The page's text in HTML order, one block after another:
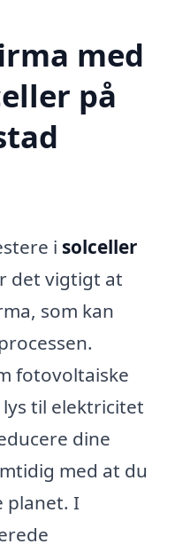
med
på
i solceller
det vigtigt at
som kan
fotovoltaiske
til elektricitet
dine
med at du
planet. I